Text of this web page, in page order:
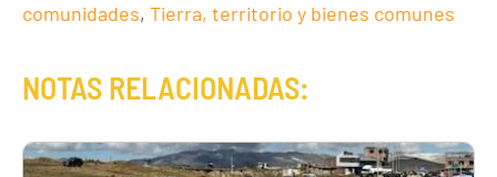
comunidades, Tierra, territorio y bienes comunes
NOTAS RELACIONADAS: